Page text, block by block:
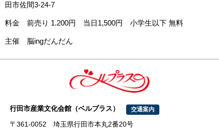
田市佐間3-24-7
料金 前売り 1.200円 当日1,500円 小学生以下 無料
主催 脳ingだんだん
行田市産業文化会館（ベルプラス） 交通案内
〒361-0052 埼玉県行田市本丸2番20号